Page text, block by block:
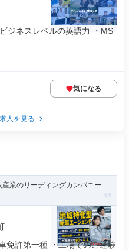
ジネスレベルの英語力 ・MS
気になる
人を見る
業のリーディングカンパニー
免許第一種 ・工場でのご経験